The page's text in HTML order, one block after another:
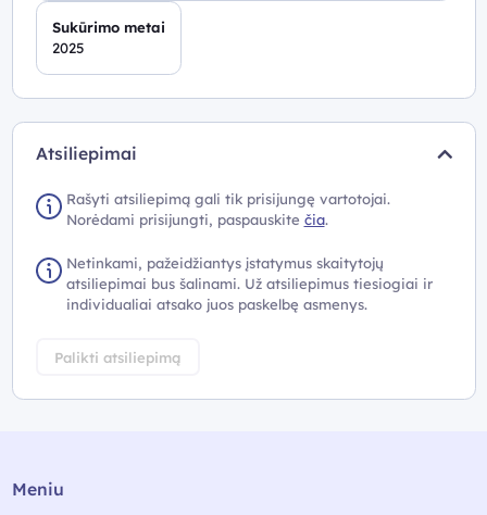
Sukūrimo metai
2025
Atsiliepimai
Rašyti atsiliepimą gali tik prisijungę vartotojai.
Norėdami prisijungti, paspauskite čia.
Netinkami, pažeidžiantys įstatymus skaitytojų
atsiliepimai bus šalinami. Už atsiliepimus tiesiogiai ir
individualiai atsako juos paskelbę asmenys.
Palikti atsiliepimą
Meniu